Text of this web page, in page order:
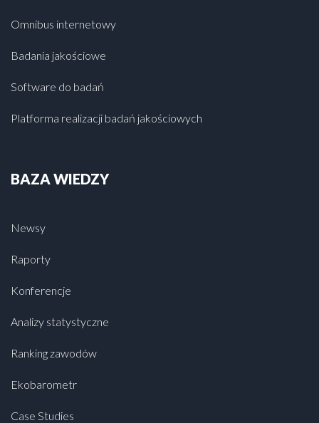
Omnibus internetowy
Badania jakościowe
Software do badań
Platforma realizacji badań jakościowych
BAZA WIEDZY
Newsy
Raporty
Konferencje
Analizy statystyczne
Ranking zawodów
Ekobarometr
Case Studies